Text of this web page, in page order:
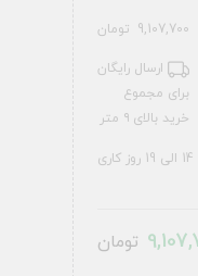
9,107,700 تومان
ارسال رایگان
برای مجموع
خرید بالای ۹ متر
14 الی 19 روز کاری
تومان